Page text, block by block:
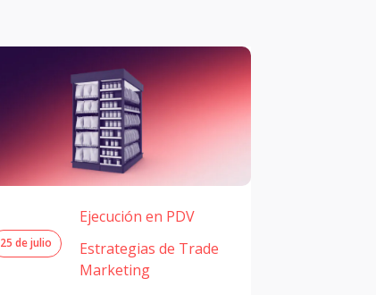
25 de julio
Ejecución en PDV
Estrategias de Trade
Marketing